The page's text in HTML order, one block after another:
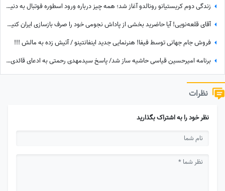
زندگی دوم کریستیانو رونالدو آغاز شد؛ همه چیز درباره ورود اسطوره فوتبال به دنیای سینما
آقای قلعه‌نویی! آیا حاضرید بخشی از پاداش نجومی خود را صرف بازسازی ایران کنید؟+فیلم
فروش جام جهانی توسط فیفا! هنرنمایی جدید اینفانتینو / آتیش زده به مالش !!!
برنامه امیرحسین قیاسی حاشیه ساز شد/ پاسخ سیدمهدی رحمتی به ادعای قائدی؛ رحمتی به قائدی گفته بود شلوارت را درمی‌آورم؟!
نظرات
نظر خود را به اشتراک بگذارید